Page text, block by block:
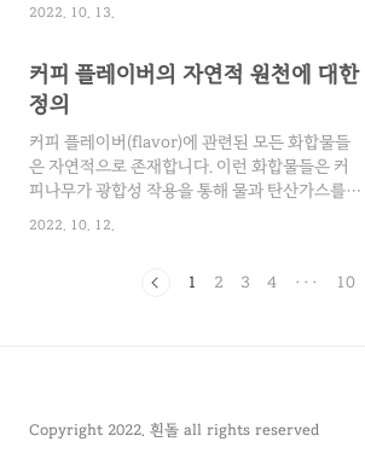
느껴집니다. 아래 표에서 보듯이 네 가지 기본 맛
둔감합니다. 따라서 커피를 마시면 처음에는 대
부분 쓰게 느껴지게 됩니다. 맛 정미물질 역가(..
는 것입니다. 후각은 코의 점막에 있는 수용체가
휘발성 화합 물질에 의해 자극을 감지하는 것으
로, 이런 화합 물질들은 냄새를 맡을 때는 가스 상
태로, 목으로 삼키면 증기 상태로 수용체에 도달
하게 되며 보통 사람의 경우 2,000~4,000가지의
냄새를 구별할 수 있습니다. 후각 기관은 지지 세
포와 감각 세포로 이루어져 있는데 인간은 1천만
2022. 10. 13.
커피 플레이버의 자연적 원천에 대한
정의
커피 플레이버(flavor)에 관련된 모든 화합물들
은 자연적으로 존재합니다. 이런 화합물들은 커
피나무가 광합성 작용을 통해 물과 탄산가스를
사용합니다. 사람들은 이런 자연 과정을 중단시
감각이라 할 수 있습니다. 커피 향기는 로스팅한
2022. 10. 12.
1 2 3 4 ··· 10
Copyright 2022. 흰돌 all rights reserved